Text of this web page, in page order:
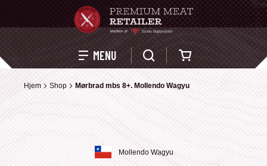
MENU
Hjem Shop Mørbrad mbs 8+. Mollendo Wagyu
Hjem Shop Mørbrad mbs 8+. Mollendo Wagyu
Mollendo Wagyu